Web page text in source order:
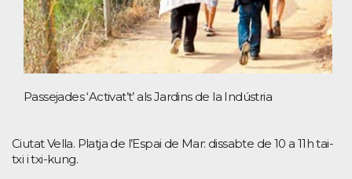
Passejades ‘Activat’t’ als Jardins de la Indústria
Ciutat Vella. Platja de l’Espai de Mar: dissabte de 10 a 11h tai-
txi i txi-kung.